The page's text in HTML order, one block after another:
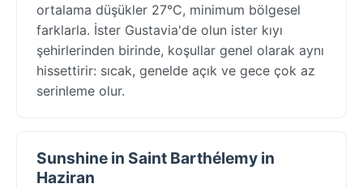
ortalama düşükler 27°C, minimum bölgesel
farklarla. İster Gustavia'de olun ister kıyı
şehirlerinden birinde, koşullar genel olarak aynı
hissettirir: sıcak, genelde açık ve gece çok az
serinleme olur.
Sunshine in Saint Barthélemy in
Haziran